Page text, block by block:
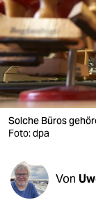
berlin
nord
wahrheit
verlag
verlag
veranstaltungen
shop
Solche Büros
Foto: dpa
Von